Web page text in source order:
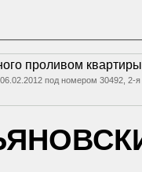
проливом квартиры
06.02.2012 под номером 30492,